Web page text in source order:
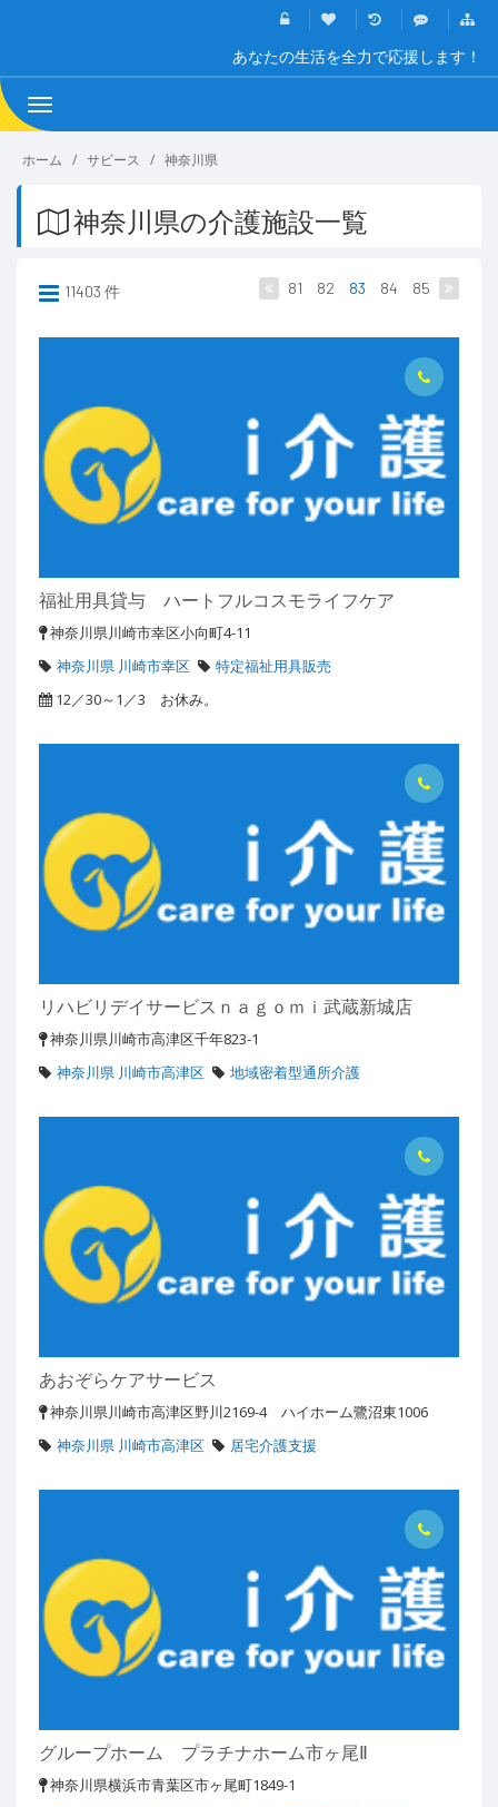
あなたの生活を全力で応援します！
Toggle
navigation
ホーム サビース 神奈川県
神奈川県の介護施設一覧
11403 件 81 82 83 84 85
福祉用具貸与 ハートフルコスモライフケア
神奈川県川崎市幸区小向町4-11
神奈川県 川崎市幸区
特定福祉用具販売
12／30～1／3 お休み。
リハビリデイサービスｎａｇｏｍｉ武蔵新城店
神奈川県川崎市高津区千年823-1
神奈川県 川崎市高津区
地域密着型通所介護
あおぞらケアサービス
神奈川県川崎市高津区野川2169-4 ハイホーム鷺沼東1006
神奈川県 川崎市高津区
居宅介護支援
グループホーム プラチナホーム市ヶ尾Ⅱ
神奈川県横浜市青葉区市ヶ尾町1849-1